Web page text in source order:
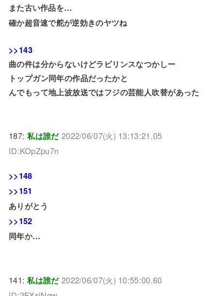
また古い作品を…
確か超音速で舵が逆効きのヤツね
>>143
曲の件は分からないけどラビリンスなつかしー
トップガン同年の作品だったかと
んでもって地上波放送ではフジの芸能人吹替があった
187:私は誰だ 2022/06/07(火) 13:13:21.05
ID:KOpZpu7n
>>148
>>151
ありがとう
>>152
同年か…
141:私は誰だ 2022/06/07(火) 10:55:00.60